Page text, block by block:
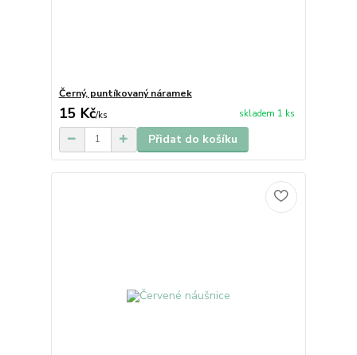
Černý, puntíkovaný náramek
15 Kč/ks skladem 1 ks
Přidat do košíku